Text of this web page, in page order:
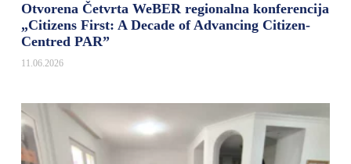
Otvorena Četvrta WeBER regionalna konferencija
„Citizens First: A Decade of Advancing Citizen-
Centred PAR”
11.06.2026